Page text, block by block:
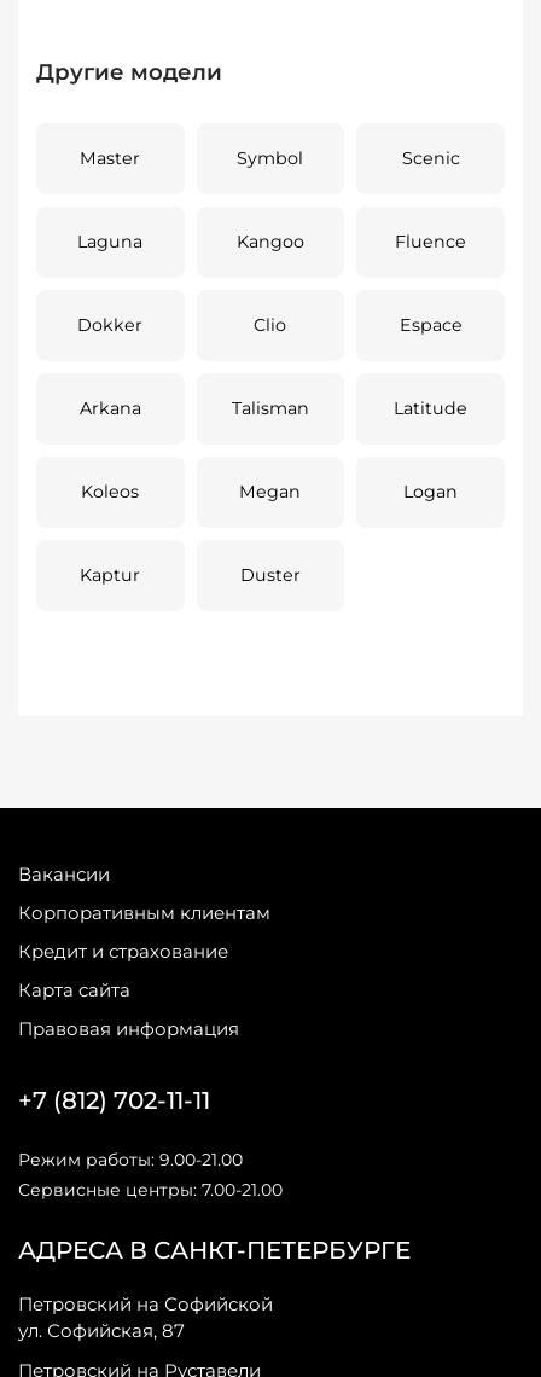
Другие модели
Master Symbol Scenic
Laguna Kangoo Fluence
Dokker Clio Espace
Arkana Talisman Latitude
Koleos Megan Logan
Kaptur Duster
Вакансии
Корпоративным клиентам
Кредит и страхование
Карта сайта
Правовая информация
АДРЕСА В САНКТ-ПЕТЕРБУРГЕ
Петровский на Софийской
ул. Софийская, 87
Петровский на Руставели
+7 (812) 702-11-11
Режим работы: 9.00-21.00
Сервисные центры: 7.00-21.00